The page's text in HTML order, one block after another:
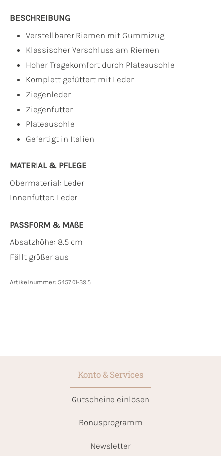
BESCHREIBUNG
Verstellbarer Riemen mit Gummizug
Klassischer Verschluss am Riemen
Hoher Tragekomfort durch Plateausohle
Komplett gefüttert mit Leder
Ziegenleder
Ziegenfutter
Plateausohle
Gefertigt in Italien
MATERIAL & PFLEGE
Obermaterial: Leder
Innenfutter: Leder
PASSFORM & MAẞE
Absatzhöhe: 8.5 cm
Fällt größer aus
Artikelnummer: 5457.01-39.5
Konto & Services
Gutscheine einlösen
Bonusprogramm
Newsletter